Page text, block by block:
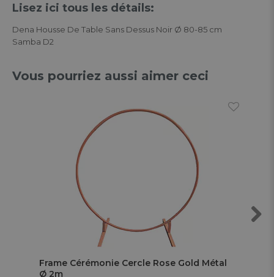
Lisez ici tous les détails:
Dena Housse De Table Sans Dessus Noir Ø 80-85 cm
Samba D2
Vous pourriez aussi aimer ceci
Frame Cérémonie Cercle Rose Gold Métal
Ø 2m